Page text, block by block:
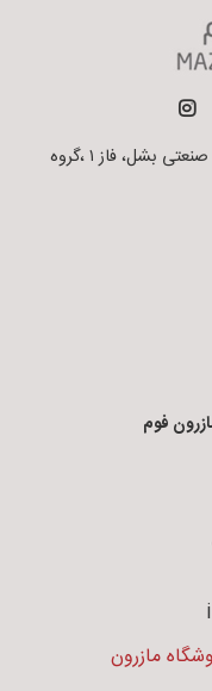
مازندران، سوادکوه شمالی، شهرک صنعتی بشل، فاز ۱ ،گروه
فوم